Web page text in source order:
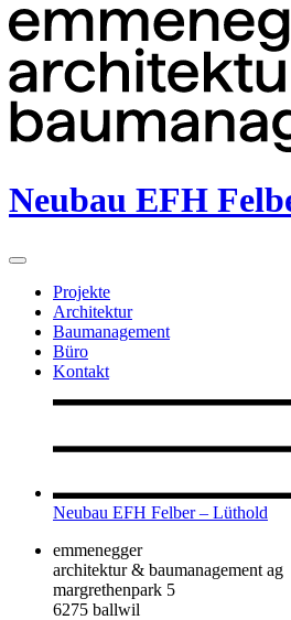
Neubau EFH
Projekte
Architektur
Baumanagement
Büro
Kontakt
Neubau EFH Felber – Lüthold
emmenegger
architektur & baumanagement ag
margrethenpark 5
6275 ballwil